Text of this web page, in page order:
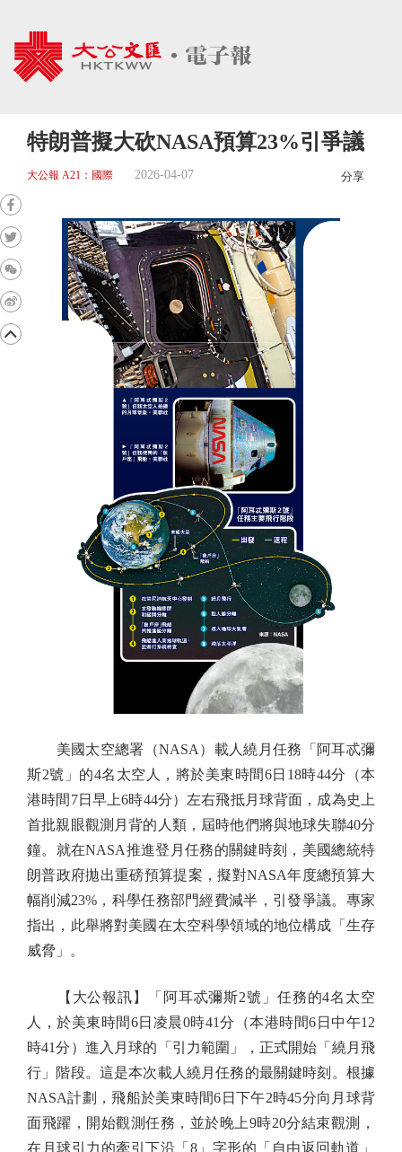
特朗普擬大砍NASA預算23%引爭議
大公報 A21：國際 2026-04-07 分享
美國太空總署（NASA）載人繞月任務「阿耳忒彌
斯2號」的4名太空人，將於美東時間6日18時44分（本
港時間7日早上6時44分）左右飛抵月球背面，成為史上
首批親眼觀測月背的人類，屆時他們將與地球失聯40分
鐘。就在NASA推進登月任務的關鍵時刻，美國總統特
朗普政府拋出重磅預算提案，擬對NASA年度總預算大
幅削減23%，科學任務部門經費減半，引發爭議。專家
指出，此舉將對美國在太空科學領域的地位構成「生存
威脅」。
【大公報訊】「阿耳忒彌斯2號」任務的4名太空
人，於美東時間6日凌晨0時41分（本港時間6日中午12
時41分）進入月球的「引力範圍」，正式開始「繞月飛
行」階段。這是本次載人繞月任務的最關鍵時刻。根據
NASA計劃，飛船於美東時間6日下午2時45分向月球背
面飛躍，開始觀測任務，並於晚上9時20分結束觀測，
在月球引力的牽引下沿「8」字形的「自由返回軌道」